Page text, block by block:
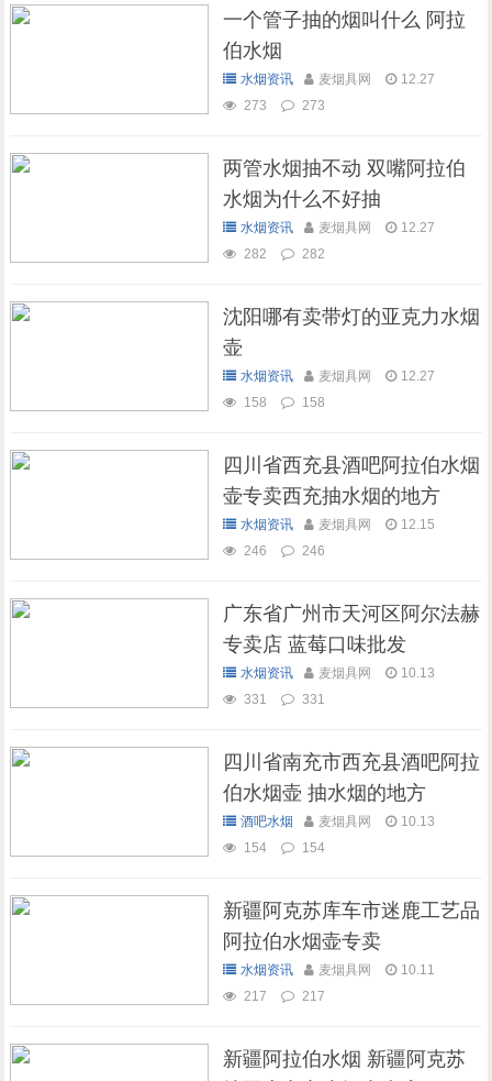
一个管子抽的烟叫什么 阿拉
伯水烟
水烟资讯 麦烟具网
12.27
273
273
两管水烟抽不动 双嘴阿拉伯
水烟为什么不好抽
水烟资讯 麦烟具网
12.27
282
282
沈阳哪有卖带灯的亚克力水烟
壶
水烟资讯 麦烟具网
12.27
158
158
四川省西充县酒吧阿拉伯水烟
壶专卖西充抽水烟的地方
水烟资讯 麦烟具网
12.15
246
246
广东省广州市天河区阿尔法赫
专卖店 蓝莓口味批发
水烟资讯 麦烟具网
10.13
331
331
四川省南充市西充县酒吧阿拉
伯水烟壶 抽水烟的地方
酒吧水烟 麦烟具网
10.13
154
154
新疆阿克苏库车市迷鹿工艺品
阿拉伯水烟壶专卖
水烟资讯 麦烟具网
10.11
217
217
新疆阿拉伯水烟 新疆阿克苏